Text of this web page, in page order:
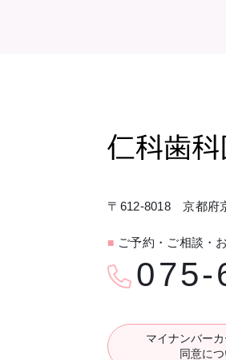
〒612-8018 京都府
■ ご予約・ご相談・
075-
マイナンバー
同意に